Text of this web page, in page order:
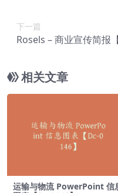
下一篇
Rosels – 商业宣传简报
相关文章
运输与物流 PowerPoint 信